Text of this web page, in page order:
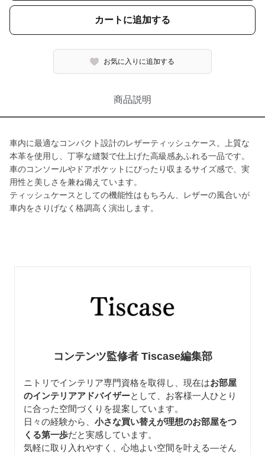
カートに追加する
お気に入りに追加する
商品説明
車内に最適なコンパクト設計のレザーティッシュケース。上質な
本革を使用し、丁寧な縫製で仕上げた高級感あふれる一品です。
車のコンソールやドアポケットにぴったり収まるサイズ感で、実
用性と美しさを兼ね備えています。
ティッシュケースとしての機能性はもちろん、レザーの風合いが
車内をさりげなく格調高く演出します。
コンテンツ監修者 Tiscase編集部
ニトリでインテリア専門資格を取得し、現在はお部屋
のインテリアアドバイザーとして、お客様一人ひとり
に合った空間づくりを提案しています。
日々の経験から、 小さな買い替えが理想のお部屋をつ
くる第一歩だと実感しています。
気軽に取り入れやすく、心地よい空間を叶える—そん